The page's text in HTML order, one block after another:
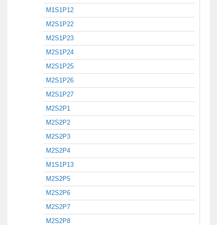
M1S1P12
M2S1P22
M2S1P23
M2S1P24
M2S1P25
M2S1P26
M2S1P27
M2S2P1
M2S2P2
M2S2P3
M2S2P4
M1S1P13
M2S2P5
M2S2P6
M2S2P7
M2S2P8